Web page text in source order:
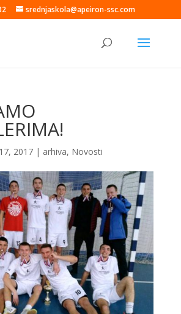
srednjaskola@apeiron-ssc.com
2017| arhiva, Novosti